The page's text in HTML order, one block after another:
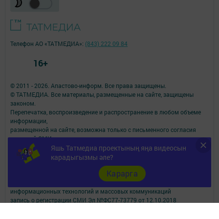
Яшь Татмедиа проектының яңа видеосын
карадыгызмы әле?
Карарга
© 2011 - 2026. Апастово-информ. Все права защищены.
© ТАТМЕДИА. Все материалы, размещенные на сайте, защищены
законом.
Перепечатка, воспроизведение и распространение в любом объеме
информации,
размещенной на сайте, возможна только с письменного согласия
редакций СМИ.
При поддержке Республиканского агентства по печати и массовым
коммуникациям.
Наименование СМИ: Апастово-информ
СМИ зарегистрировано Федеральной службой по надзору в сфере
информационных технологий и массовых коммуникаций
запись о регистрации СМИ Эл №ФС77-73779 от 12.10.2018
Телефон АО «ТАТМЕДИА»: (843) 222 09 84
16+